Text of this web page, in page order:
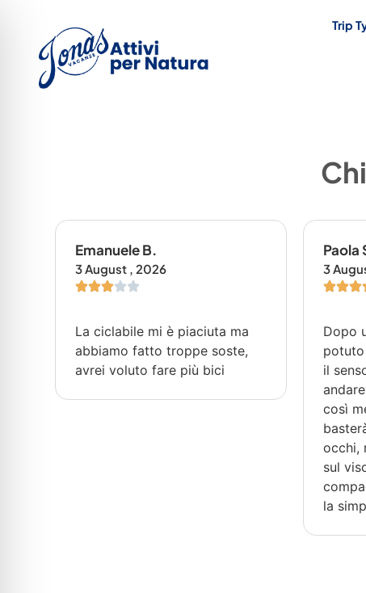
Trip
Emanuele B.
3 August , 2026
La ciclabile mi è piaciuta ma
abbiamo fatto troppe soste,
avrei voluto fare più bici
Paola
3
Dopo
il
così
occhi,
sul
la